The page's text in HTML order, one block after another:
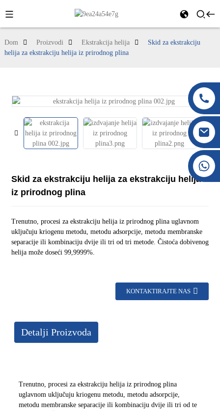
+86 138 8076 0589
Dom Proizvodi Ekstrakcija helija
Skid za ekstrakciju
helija za ekstrakciju helija iz prirodnog plina
Skid za ekstrakciju helija za ekstrakciju helija
iz prirodnog plina
Trenutno, procesi za ekstrakciju helija iz prirodnog plina uglavnom
uključuju kriogenu metodu, metodu adsorpcije, metodu membranske
separacije ili kombinaciju dvije ili tri od tri metode. Čistoća dobivenog
helija može doseći 99,9999%.
KONTAKTIRAJTE NAS
Detalji Proizvoda
Trenutno, procesi za ekstrakciju helija iz prirodnog plina
uglavnom uključuju kriogenu metodu, metodu adsorpcije,
metodu membranske separacije ili kombinaciju dvije ili tri od te